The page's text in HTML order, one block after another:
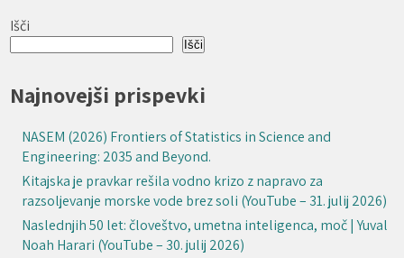
Išči
Išči
Najnovejši prispevki
NASEM (2026) Frontiers of Statistics in Science and
Engineering: 2035 and Beyond.
Kitajska je pravkar rešila vodno krizo z napravo za
razsoljevanje morske vode brez soli (YouTube – 31. julij 2026)
Naslednjih 50 let: človeštvo, umetna inteligenca, moč | Yuval
Noah Harari (YouTube – 30. julij 2026)